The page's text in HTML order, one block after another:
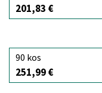
201,83 €
90 kos
251,99 €